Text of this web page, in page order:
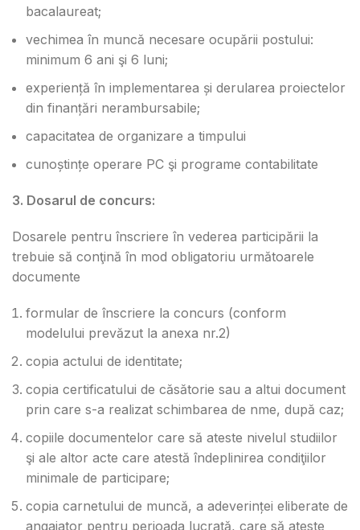
bacalaureat;
vechimea în muncă necesare ocupării postului:
minimum 6 ani şi 6 luni;
experiență în implementarea și derularea proiectelor
din finanțări nerambursabile;
capacitatea de organizare a timpului
cunoștințe operare PC şi programe contabilitate
3. Dosarul de concurs:
Dosarele pentru înscriere în vederea participării la
trebuie să conţină în mod obligatoriu următoarele
documente
formular de înscriere la concurs (conform
modelului prevăzut la anexa nr.2)
copia actului de identitate;
copia certificatului de căsătorie sau a altui document
prin care s-a realizat schimbarea de nme, după caz;
copiile documentelor care să ateste nivelul studiilor
şi ale altor acte care atestă îndeplinirea condiţiilor
minimale de participare;
copia carnetului de muncă, a adeverinței eliberate de
angajator pentru perioada lucrată, care să ateste